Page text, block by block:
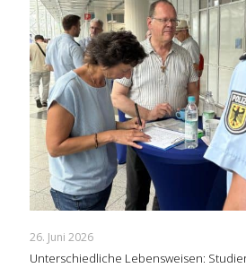
26. Juni 2026
Unterschiedliche Lebensweisen: